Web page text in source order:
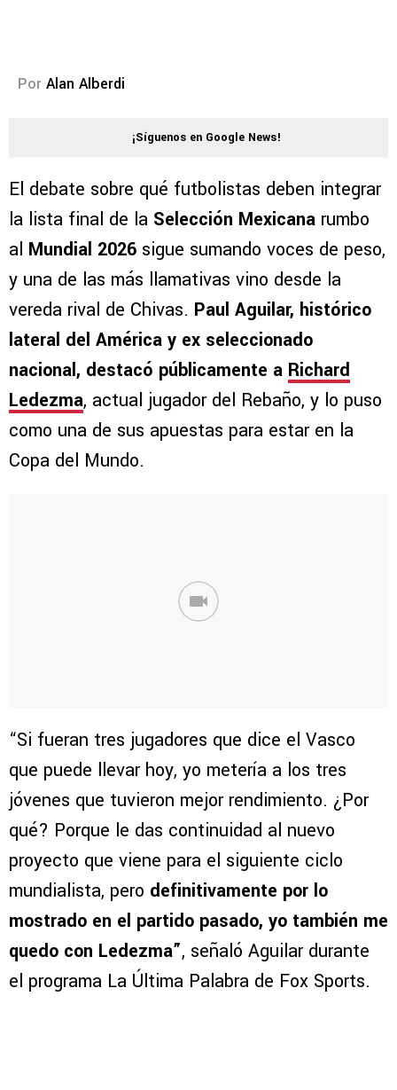
Por Alan Alberdi
¡Síguenos en Google News!
El debate sobre qué futbolistas deben integrar
la lista final de la Selección Mexicana rumbo
al Mundial 2026 sigue sumando voces de peso,
y una de las más llamativas vino desde la
vereda rival de Chivas. Paul Aguilar, histórico
lateral del América y ex seleccionado
nacional, destacó públicamente a Richard
Ledezma, actual jugador del Rebaño, y lo puso
como una de sus apuestas para estar en la
Copa del Mundo.
“Si fueran tres jugadores que dice el Vasco
que puede llevar hoy, yo metería a los tres
jóvenes que tuvieron mejor rendimiento. ¿Por
qué? Porque le das continuidad al nuevo
proyecto que viene para el siguiente ciclo
mundialista, pero definitivamente por lo
mostrado en el partido pasado, yo también me
quedo con Ledezma”, señaló Aguilar durante
el programa La Última Palabra de Fox Sports.